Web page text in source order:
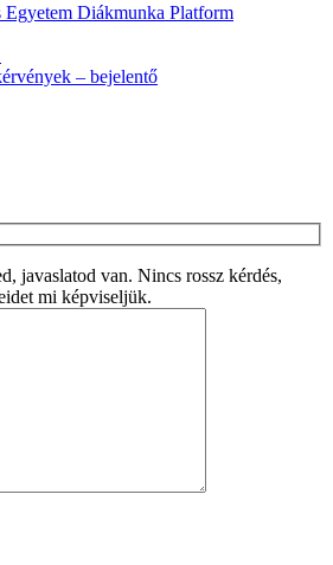
Egyetem Diákmunka Platform
– bejelentő
javaslatod van. Nincs rossz kérdés,
mi képviseljük.